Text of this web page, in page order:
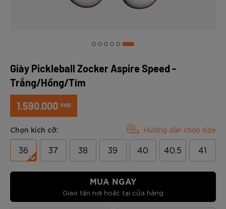
Giày Pickleball Zocker Aspire Speed -
Trắng/Hồng/Tím
1.590.000 VNĐ
Chọn kích cỡ: Hướng dẫn chọn size
36 37 38 39 40 40.5 41
MUA NGAY
Giao tận nơi hoặc tại cửa hàng